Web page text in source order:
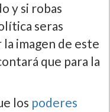
y si robas
seras
imagen de este
que para la
los poderes